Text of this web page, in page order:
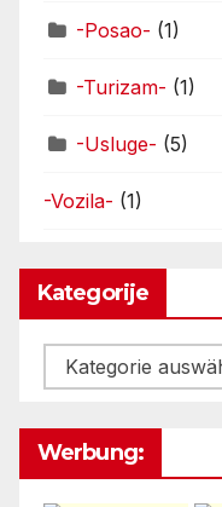
-Posao- (1)
-Turizam- (1)
-Usluge- (5)
-Vozila- (1)
Kategorije
Kategorije
Werbung: